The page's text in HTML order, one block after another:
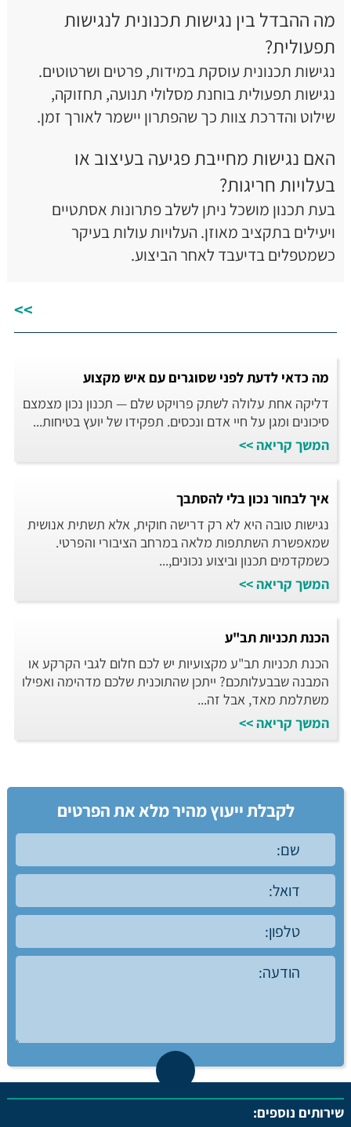
מה ההבדל בין נגישות תכנונית לנגישות
תפעולית?
נגישות תכנונית עוסקת במידות, פרטים ושרטוטים.
נגישות תפעולית בוחנת מסלולי תנועה, תחזוקה,
שילוט והדרכת צוות כך שהפתרון יישמר לאורך זמן.
האם נגישות מחייבת פגיעה בעיצוב או
בעלויות חריגות?
בעת תכנון מושכל ניתן לשלב פתרונות אסתטיים
ויעילים בתקציב מאוזן. העלויות עולות בעיקר
כשמטפלים בדיעבד לאחר הביצוע.
>>
מה כדאי לדעת לפני שסוגרים עם איש מקצוע
דליקה אחת עלולה לשתק פרויקט שלם — תכנון נכון מצמצם
סיכונים ומגן על חיי אדם ונכסים. תפקידו של יועץ בטיחות...
המשך קריאה >>
איך לבחור נכון בלי להסתבך
נגישות טובה היא לא רק דרישה חוקית, אלא תשתית אנושית
שמאפשרת השתתפות מלאה במרחב הציבורי והפרטי.
כשמקדמים תכנון וביצוע נכונים,...
המשך קריאה >>
הכנת תכניות תב"ע
הכנת תכניות תב"ע מקצועיות יש לכם חלום לגבי הקרקע או
המבנה שבבעלותכם? ייתכן שהתוכנית שלכם מדהימה ואפילו
משתלמת מאד, אבל זה...
המשך קריאה >>
לקבלת ייעוץ מהיר מלא את הפרטים
שירותים נוספים: